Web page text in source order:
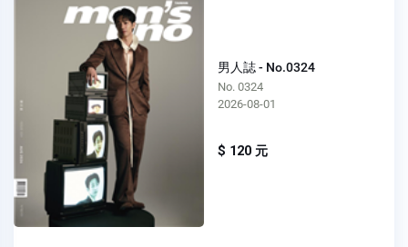
男人誌 - No.0324
No. 0324
2026-08-01
$ 120 元